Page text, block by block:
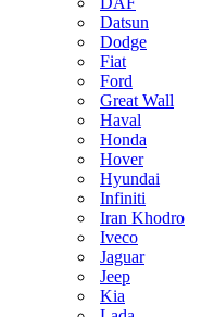
Datsun
Dodge
Fiat
Ford
Great Wall
Haval
Honda
Hover
Hyundai
Infiniti
Iran Khodro
Iveco
Jaguar
Jeep
Kia